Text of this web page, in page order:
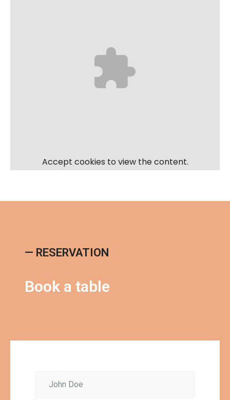
Accept cookies to view the content.
— RESERVATION
Book a table